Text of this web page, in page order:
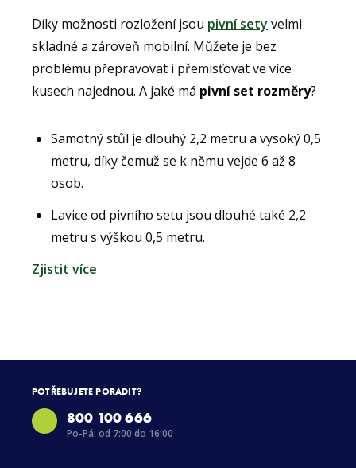
Díky možnosti rozložení jsou pivní sety velmi
skladné a zároveň mobilní. Můžete je bez
problému přepravovat i přemisťovat ve více
kusech najednou. A jaké má pivní set rozměry?
Samotný stůl je dlouhý 2,2 metru a vysoký 0,5
metru, díky čemuž se k němu vejde 6 až 8
osob.
Lavice od pivního setu jsou dlouhé také 2,2
metru s výškou 0,5 metru.
Zjistit více
POTŘEBUJETE PORADIT?
800 100 666
Po-Pá: od 7:00 do 16:00